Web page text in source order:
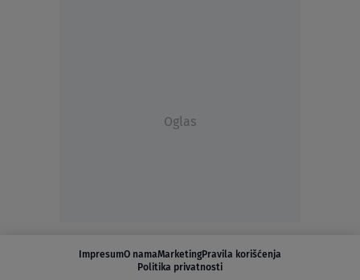
Oglas
ImpresumO namaMarketingPravila korišćenja
Politika privatnosti